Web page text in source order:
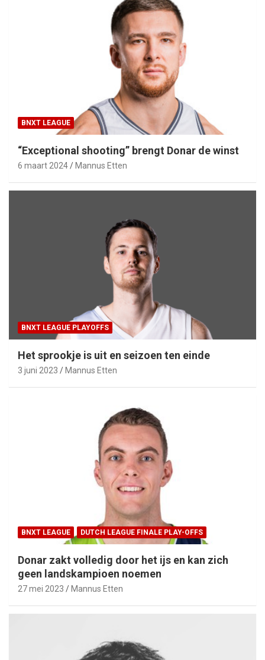
BNXT LEAGUE
“Exceptional shooting” brengt Donar de winst
6 maart 2024 Mannus Etten
BNXT LEAGUE PLAYOFFS
Het sprookje is uit en seizoen ten einde
3 juni 2023 Mannus Etten
BNXT LEAGUE DUTCH LEAGUE FINALE PLAY-OFFS
Donar zakt volledig door het ijs en kan zich
geen landskampioen noemen
27 mei 2023 Mannus Etten